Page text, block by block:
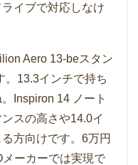
イブで対応しなけ
Aero 13-beスタン
。13.3インチで持ち
Inspiron 14 ノート
スの高さや14.0イ
方向けです。6万円
ーカーでは実現で